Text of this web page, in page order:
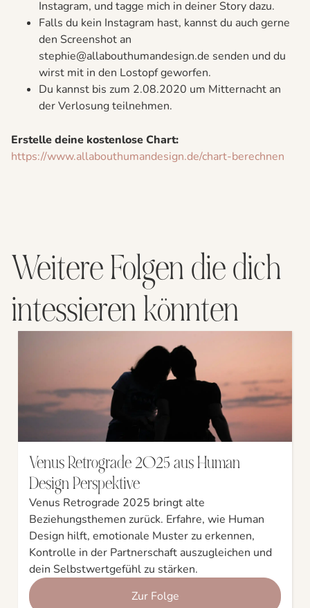
Instagram, und tagge mich in deiner Story dazu.
Falls du kein Instagram hast, kannst du auch gerne
den Screenshot an
stephie@allabouthumandesign.de senden und du
wirst mit in den Lostopf geworfen.
Du kannst bis zum 2.08.2020 um Mitternacht an
der Verlosung teilnehmen.
Erstelle deine kostenlose Chart:
https://www.allabouthumandesign.de/chart-berechnen
Weitere Folgen die dich
intessieren könnten
Venus Retrograde 2025 aus Human
Design Perspektive
Venus Retrograde 2025 bringt alte
Beziehungsthemen zurück. Erfahre, wie Human
Design hilft, emotionale Muster zu erkennen,
Kontrolle in der Partnerschaft auszugleichen und
dein Selbstwertgefühl zu stärken.
Zur Folge